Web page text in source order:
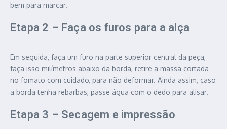
bem para marcar.
Etapa 2 – Faça os furos para a alça
Em seguida, faça um furo na parte superior central da peça,
faça isso milímetros abaixo da borda, retire a massa cortada
no fomato com cuidado, para não deformar. Ainda assim, caso
a borda tenha rebarbas, passe água com o dedo para alisar.
Etapa 3 – Secagem e impressão